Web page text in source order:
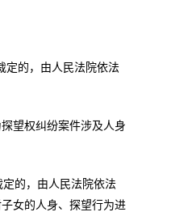
的，由人民法院依法
望权纠纷案件涉及人身
的，由人民法院依法
女的人身、探望行为进